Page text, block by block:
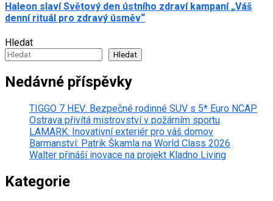
Haleon slaví Světový den ústního zdraví kampaní „Váš
denní rituál pro zdravý úsměv“
Hledat
Hledat
Nedávné příspěvky
TIGGO 7 HEV: Bezpečné rodinné SUV s 5* Euro NCAP
Ostrava přivítá mistrovství v požárním sportu
LAMARK: Inovativní exteriér pro váš domov
Barmanství: Patrik Škamla na World Class 2026
Walter přináší inovace na projekt Kladno Living
Kategorie